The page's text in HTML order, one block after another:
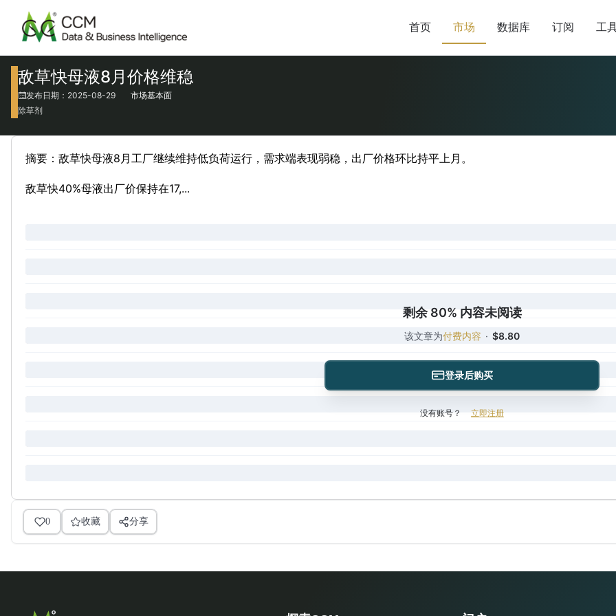
首页 市场 数据库 订阅 工
敌草快母液8月价格维稳
发布日期：2025-08-29
市场基本面
除草剂
摘要：敌草快母液8月工厂继续维持低负荷运行，需求端表现弱稳，出厂价格环比持平上月。
敌草快40%母液出厂价保持在17,...
剩余 80% 内容未阅读
该文章为付费内容 · $8.80
登录后购买
没有账号？ 立即注册
0 收藏 分享